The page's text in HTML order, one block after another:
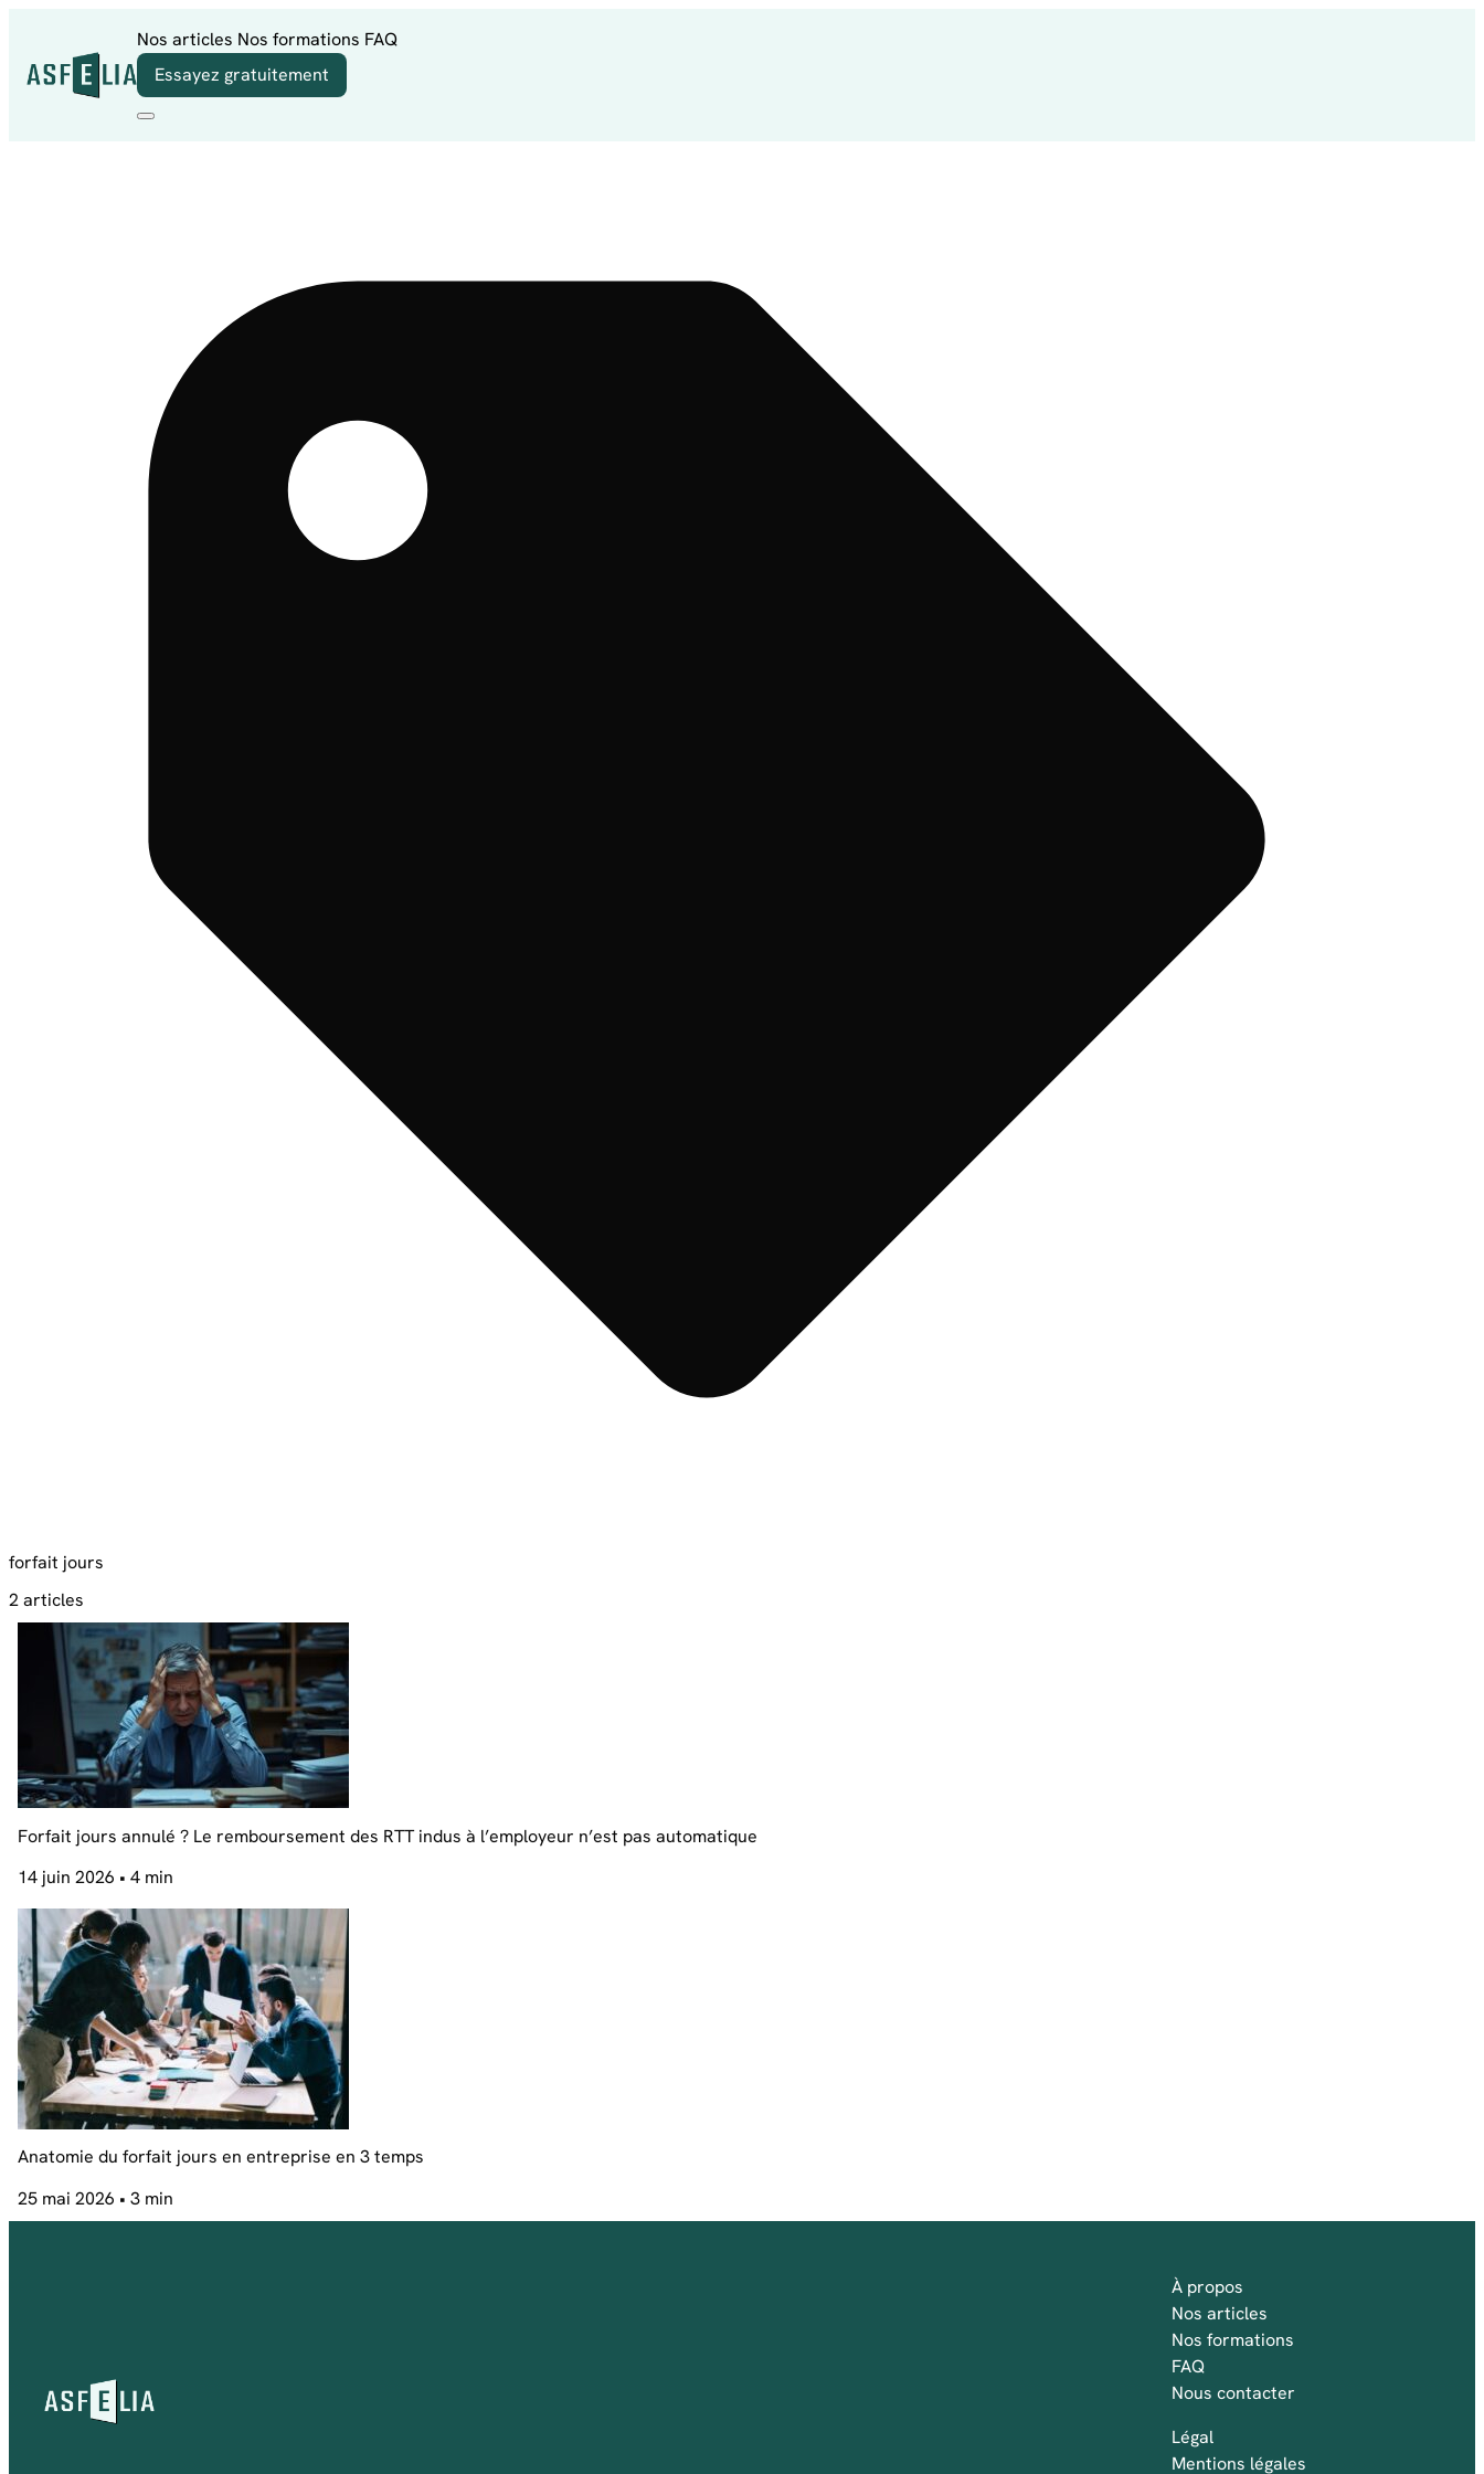
Nos articles Nos formations FAQ
Essayez gratuitement
forfait jours
2 articles
Forfait jours annulé ? Le remboursement des RTT indus à l’employeur n’est pas automatique
14 juin 2026 • 4 min
Anatomie du forfait jours en entreprise en 3 temps
25 mai 2026 • 3 min
À propos
Nos articles
Nos formations
FAQ
Nous contacter
Légal
Mentions légales